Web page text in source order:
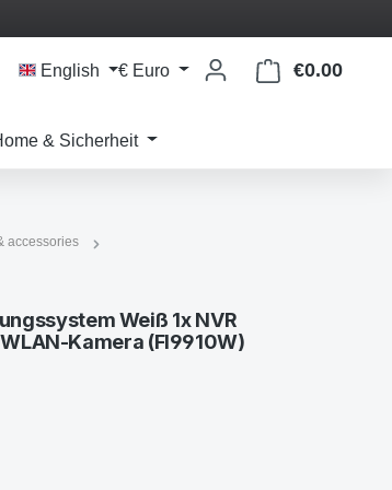
English € Euro €0.00
& Sicherheit
accessories
Weiß 1x NVR
Kamera (FI9910W)